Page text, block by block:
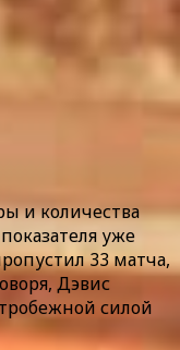
и количества
уже
33 матча,
Дэвис
силой